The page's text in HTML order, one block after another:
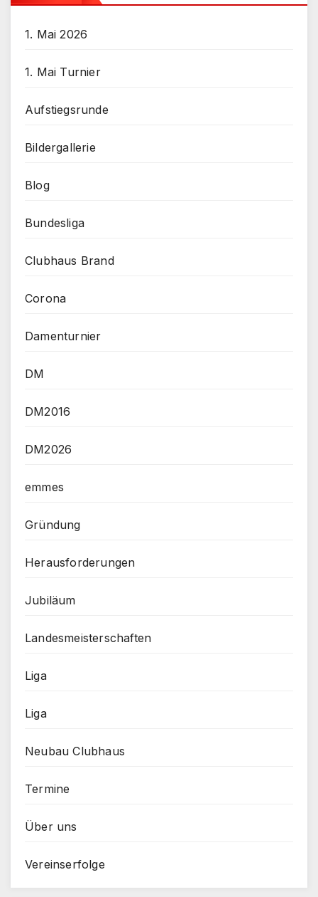
1. Mai 2026
1. Mai Turnier
Aufstiegsrunde
Bildergallerie
Blog
Bundesliga
Clubhaus Brand
Corona
Damenturnier
DM
DM2016
DM2026
emmes
Gründung
Herausforderungen
Jubiläum
Landesmeisterschaften
Liga
Liga
Neubau Clubhaus
Termine
Über uns
Vereinserfolge